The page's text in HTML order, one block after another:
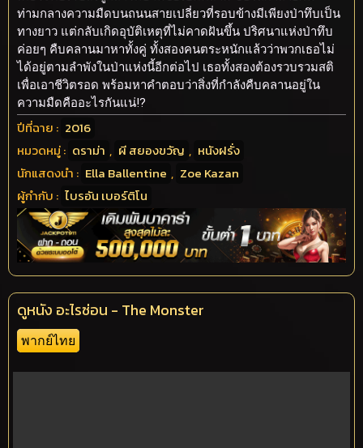
ท่ามกลางความมืดบนถนนสายเปลี่ยวที่รอบข้างมีเพียงป่าทึบเป็น
ทางยาว แต่กลับเกิดอุบัติเหตุที่ไม่คาดฝันขึ้น ปริศนาแห่งป่าทึบ
ค่อยๆ คืบคลานมาหาทั้งคู่ ทั้งสองคนตระหนักแล้วว่าพวกเธอไม่
ได้อยู่ตามลำพังในป่าแห่งนี้อีกต่อไป เธอทั้งสองต้องรวบรวมสติ
เพื่อเอาชีวิตรอด พร้อมหาคำตอบว่าสิ่งที่กำลังคืบคลานอยู่ใน
ความมืดคืออะไรกันแน่!?
ปีที่ฉาย : 2016
หมวดหมู่ : ดราม่า , ผี สยองขวัญ , หนังฝรั่ง
นักแสดงนำ : Ella Ballentine , Zoe Kazan
ผู้กำกับ : ไบรอัน เบอร์ติโน
ดูหนัง อะไรซ่อน - The Monster
พากย์ไทย